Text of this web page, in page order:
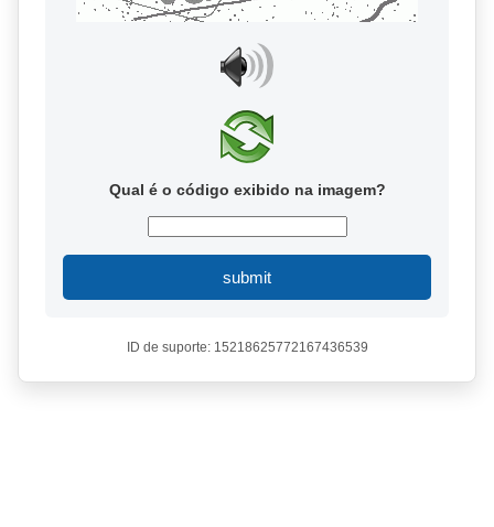
Qual é o código exibido na imagem?
submit
ID de suporte: 15218625772167436539